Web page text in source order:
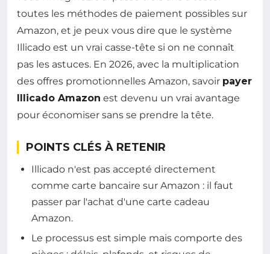
toutes les méthodes de paiement possibles sur
Amazon, et je peux vous dire que le système
Illicado est un vrai casse-tête si on ne connaît
pas les astuces. En 2026, avec la multiplication
des offres promotionnelles Amazon, savoir payer
Illicado Amazon est devenu un vrai avantage
pour économiser sans se prendre la tête.
POINTS CLÉS À RETENIR
Illicado n'est pas accepté directement
comme carte bancaire sur Amazon : il faut
passer par l'achat d'une carte cadeau
Amazon.
Le processus est simple mais comporte des